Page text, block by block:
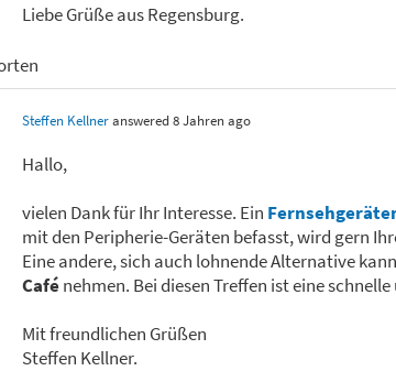
Liebe Grüße aus Regensburg.
Steffen Kellneranswered 8 Jahren ago
Hallo,
vielen Dank für Ihr Interesse. Ein
mit den Peripherie-Geräten befasst, wird gern
Eine andere, sich auch lohnende Alternative
Cafénehmen. Bei diesen Treffen ist eine
Mit freundlichen Grüßen
Steffen Kellner.